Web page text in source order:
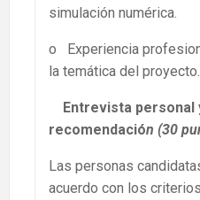
simulación numérica.
o Experiencia
la temática del proyecto.
Entrevista personal
recomendación (30
Las personas
acuerdo con los